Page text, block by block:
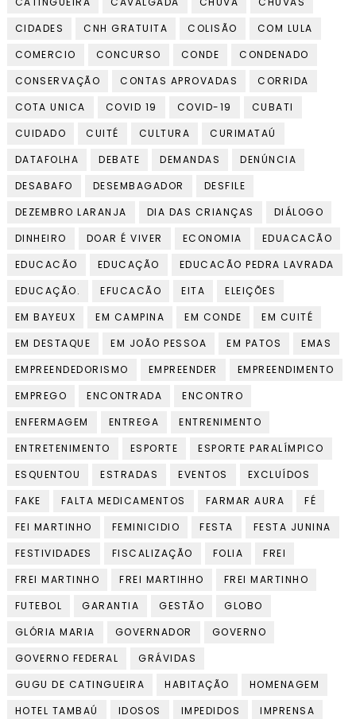
CIDADES
CNH GRATUITA COLISÃO
COM LULA
COMERCIO
CONCURSO CONDE
CONDENADO
CONSERVAÇÃO
CONTAS APROVADAS
CORRIDA
COTA UNICA
COVID 19 COVID-19
CUBATI
CUIDADO
CUITÉ CULTURA
CURIMATAÚ
DATAFOLHA
DEBATE DEMANDAS
DENÚNCIA
DESABAFO
DESEMBAGADOR
DESFILE
DEZEMBRO LARANJA
DIA DAS CRIANÇAS
DIÁLOGO
DINHEIRO
DOAR É VIVER ECONOMIA
EDUACACÃO
EDUCACÃO
EDUCAÇÃO
EDUCACÃO PEDRA LAVRADA
EDUCAÇÃO.
EFUCACÃO EITA
ELEIÇÕES
EM BAYEUX
EM CAMPINA EM CONDE
EM CUITÉ
EM DESTAQUE
EM JOÃO PESSOA EM PATOS
EMAS
EMPREENDEDORISMO
EMPREENDER
EMPREENDIMENTO
EMPREGO
ENCONTRADA
ENCONTRO
ENFERMAGEM
ENTREGA
ENTRENIMENTO
ENTRETENIMENTO
ESPORTE
ESPORTE PARALÍMPICO
ESQUENTOU
ESTRADAS EVENTOS
EXCLUÍDOS
FAKE
FALTA MEDICAMENTOS FARMAR AURA
FÉ
FEI MARTINHO
FEMINICIDIO FESTA
FESTA JUNINA
FESTIVIDADES
FISCALIZAÇÃO FOLIA
FREI
FREI MARTINHO
FREI MARTIHHO
FREI MARTINHO
FUTEBOL
GARANTIA GESTÃO
GLOBO
GLÓRIA MARIA
GOVERNADOR
GOVERNO
GOVERNO FEDERAL
GRÁVIDAS
GUGU DE CATINGUEIRA
HABITAÇÃO
HOMENAGEM
HOTEL TAMBAÚ
IDOSOS IMPEDIDOS
IMPRENSA